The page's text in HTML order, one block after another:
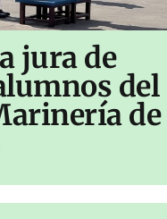
jura de
del
de